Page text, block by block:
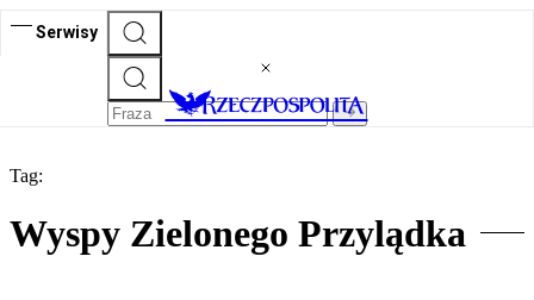
Serwisy
Tag:
Wyspy Zielonego Przylądka